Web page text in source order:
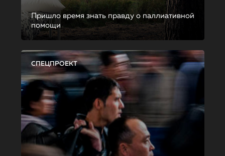
Пришло время знать правду о паллиативной
помощи
СПЕЦПРОЕКТ